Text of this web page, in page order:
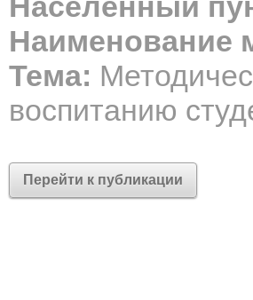
Наименование
Тема:
воспитанию
Перейти к публикации